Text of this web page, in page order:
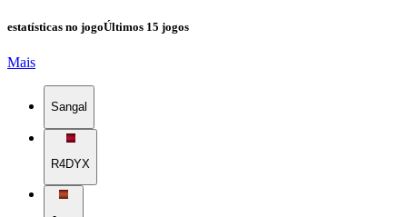
estatísticas no jogoÚltimos 15 jogos
Mais
Sangal
R4DYX